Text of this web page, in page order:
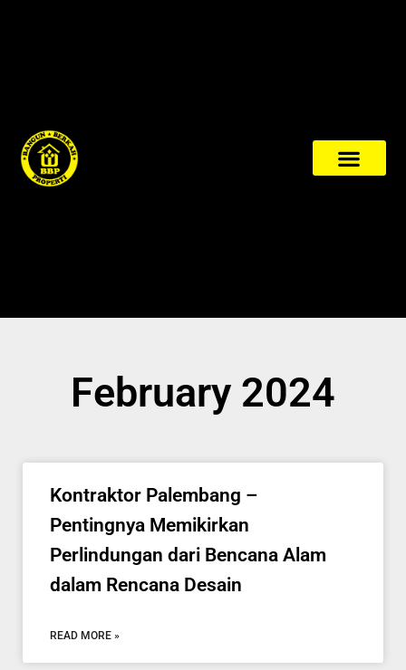
February 2024
Kontraktor Palembang –
Pentingnya Memikirkan
Perlindungan dari Bencana Alam
dalam Rencana Desain
READ MORE »